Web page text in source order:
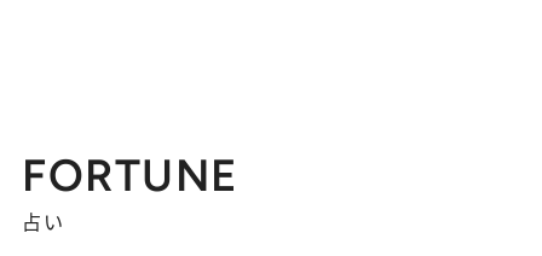
FORTUNE
占い